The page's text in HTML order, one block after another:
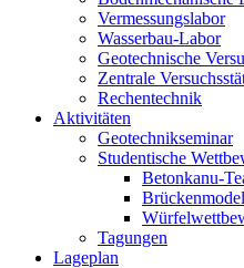
Vermessungslabor
Wasserbau-Labor
Geotechnische
Zentrale
Rechentechnik
Aktivitäten
Geotechnikseminar
Studentische
Betonkanu-
Tagungen
Lageplan